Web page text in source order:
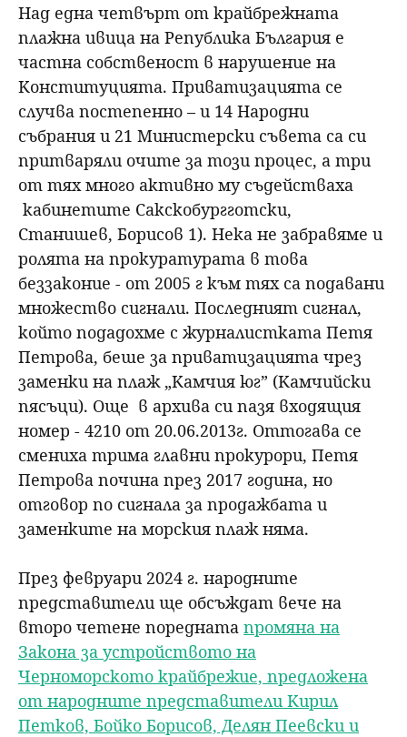
Над една четвърт от крайбрежната
плажна ивица на Република България е
частна собственост в нарушение на
Конституцията. Приватизацията се
случва постепенно – и 14 Народни
събрания и 21 Министерски съвета са си
притваряли очите за този процес, а три
от тях много активно му съдействаха
кабинетите Сакскобургготски,
Станишев, Борисов 1). Нека не забравяме и
ролята на прокуратурата в това
беззаконие - от 2005 г към тях са подавани
множество сигнали. Последният сигнал,
който подадохме с журналистката Петя
Петрова, беше за приватизацията чрез
заменки на плаж „Камчия юг” (Камчийски
пясъци). Още в архива си пазя входящия
номер - 4210 от 20.06.2013г. Оттогава се
смениха трима главни прокурори, Петя
Петрова почина през 2017 година, но
отговор по сигнала за продажбата и
заменките на морския плаж няма.
През февруари 2024 г. народните
представители ще обсъждат вече на
второ четене поредната промяна на
Закона за устройството на
Черноморското крайбрежие, предложена
от народните представители Кирил
Петков, Бойко Борисов, Делян Пеевски и